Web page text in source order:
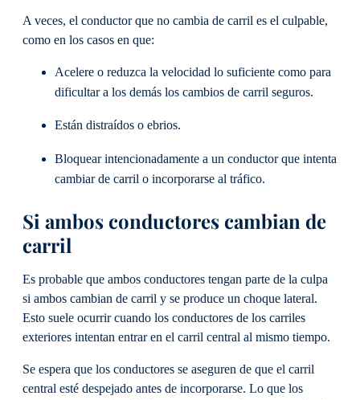
A veces, el conductor que no cambia de carril es el culpable,
como en los casos en que:
Acelere o reduzca la velocidad lo suficiente como para
dificultar a los demás los cambios de carril seguros.
Están distraídos o ebrios.
Bloquear intencionadamente a un conductor que intenta
cambiar de carril o incorporarse al tráfico.
Si ambos conductores cambian de
carril
Es probable que ambos conductores tengan parte de la culpa
si ambos cambian de carril y se produce un choque lateral.
Esto suele ocurrir cuando los conductores de los carriles
exteriores intentan entrar en el carril central al mismo tiempo.
Se espera que los conductores se aseguren de que el carril
central esté despejado antes de incorporarse. Lo que los